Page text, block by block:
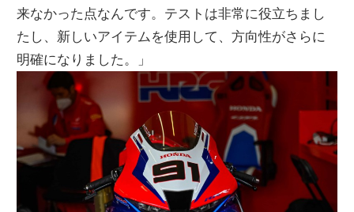
来なかった点なんです。テストは非常に役立ちまし
たし、新しいアイテムを使用して、方向性がさらに
明確になりました。」